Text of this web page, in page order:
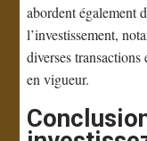
abordent également
l’investissement,
diverses
en vigueur.